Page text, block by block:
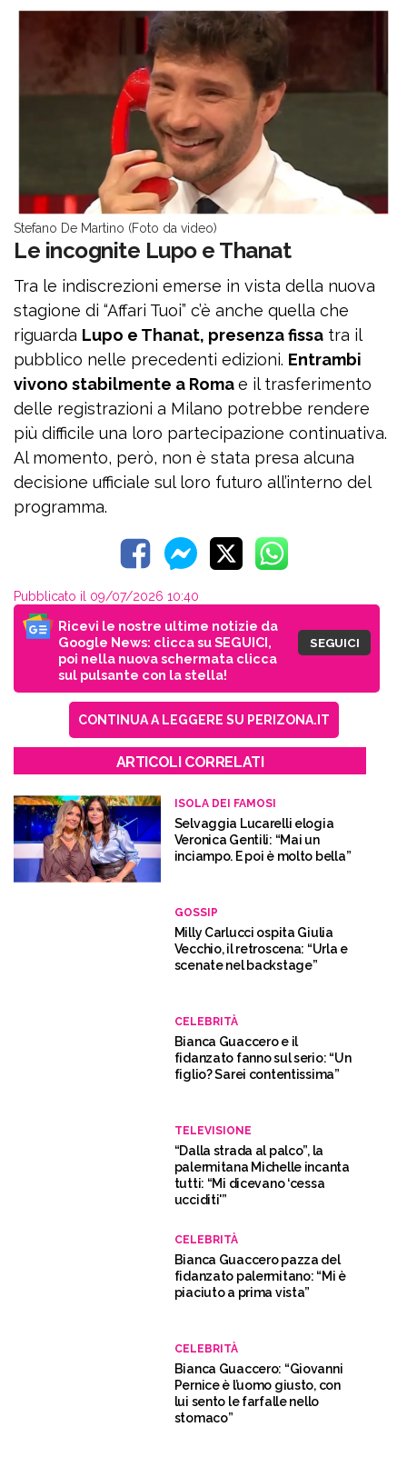
Stefano De Martino (Foto da video)
Le incognite Lupo e Thanat
Tra le indiscrezioni emerse in vista della nuova
stagione di “Affari Tuoi” c’è anche quella che
riguarda Lupo e Thanat, presenza fissa tra il
pubblico nelle precedenti edizioni. Entrambi
vivono stabilmente a Romae il trasferimento
delle registrazioni a Milano potrebbe rendere
più difficile una loro partecipazione continuativa.
Al momento, però, non è stata presa alcuna
decisione ufficiale sul loro futuro all’interno del
programma.
Pubblicato il 09/07/2026 10:40
Ricevi le nostre ultime notizie da
Google News: clicca su SEGUICI,
poi nella nuova schermata clicca
sul pulsante con la stella!
SEGUICI
CONTINUA A LEGGERE SU PERIZONA.IT
ARTICOLI CORRELATI
ISOLA DEI FAMOSI
Selvaggia Lucarelli elogia
Veronica Gentili: “Mai un
inciampo. E poi è molto bella”
GOSSIP
Milly Carlucci ospita Giulia
Vecchio, il retroscena: “Urla e
scenate nel backstage”
CELEBRITÀ
Bianca Guaccero e il
fidanzato fanno sul serio: “Un
figlio? Sarei contentissima”
TELEVISIONE
“Dalla strada al palco”, la
palermitana Michelle incanta
tutti: “Mi dicevano ‘cessa
ucciditi'”
CELEBRITÀ
Bianca Guaccero pazza del
fidanzato palermitano: “Mi è
piaciuto a prima vista”
CELEBRITÀ
Bianca Guaccero: “Giovanni
Pernice è l’uomo giusto, con
lui sento le farfalle nello
stomaco”